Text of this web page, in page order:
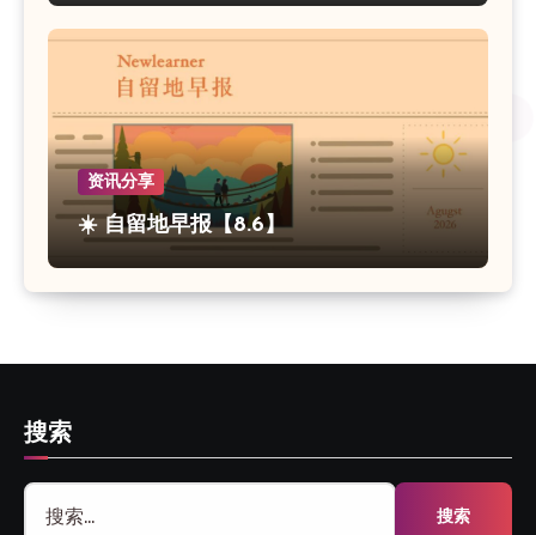
资讯分享
☀️ 自留地早报【8.6】
搜索
搜